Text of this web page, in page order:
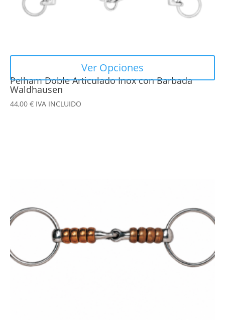
Pelham Doble Articulado Inox con Barbada
Waldhausen
44,00 € IVA INCLUIDO
Ver Opciones
página
tiene
múltiples
Las
opciones